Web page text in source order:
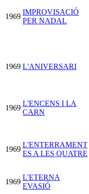
1969
IMPROVISACIÓ
PER NADAL
1969 L'ANIVERSARI
1969
L'ENCENS I LA
CARN
1969
L'ENTERRAMENT
ES A LES QUATRE
1969
L'ETERNA
EVASIÓ